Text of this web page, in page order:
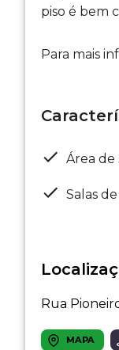
piso é bem
Para mais
Área de
Salas
Rua
MAPA